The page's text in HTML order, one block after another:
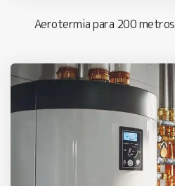
Aerotermia para 200 metros